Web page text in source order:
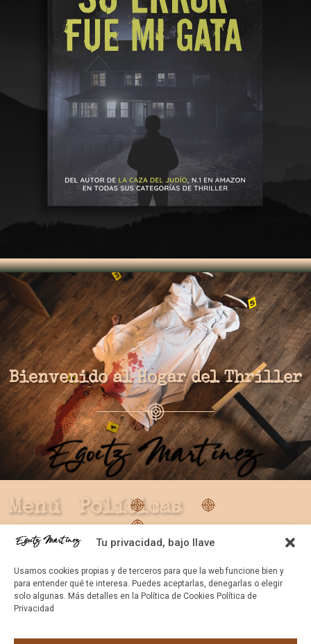
Tu privacidad, bajo llave
Usamos cookies propias y de terceros para que la web funcione bien y
para entender qué te interesa. Puedes aceptarlas, denegarlas o elegir
solo algunas. Más detalles en la Política de Cookies Política de
Privacidad
Bienvenido al Hogar del Thriller
Menú Políticas
Inicio
Leer mi
novela
Gratis
Libros
privacidad
cookes